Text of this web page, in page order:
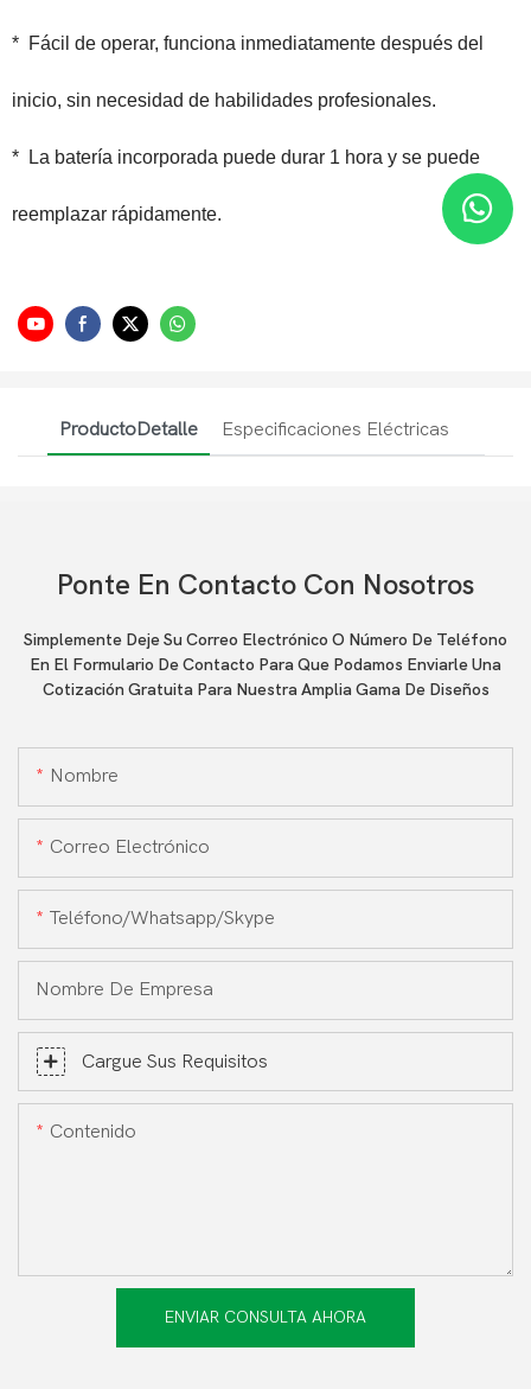
* Fácil de operar, funciona inmediatamente después del
inicio, sin necesidad de habilidades profesionales.
* La batería incorporada puede durar 1 hora y se puede
reemplazar rápidamente.
ProductoDetalle Especificaciones Eléctricas
Ponte En Contacto Con Nosotros
Simplemente Deje Su Correo Electrónico O Número De Teléfono
En El Formulario De Contacto Para Que Podamos Enviarle Una
Cotización Gratuita Para Nuestra Amplia Gama De Diseños
Nombre
Correo Electrónico
Teléfono/whatsapp/skype
Nombre De Empresa
Cargue Sus Requisitos
Contenido
ENVIAR CONSULTA AHORA